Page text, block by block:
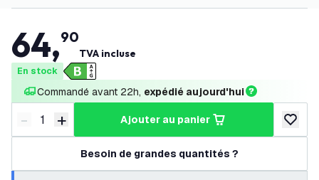
64,90
TVA incluse
En stock
Commandé avant 22h, expédié aujourd'hui
Diminuer la quantité
- Augmenter la quantité
+ ajouter au panier
Besoin de grandes quantités ?